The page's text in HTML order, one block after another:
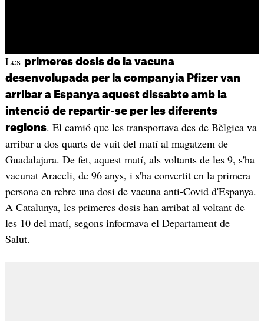
Les primeres dosis de la vacuna
desenvolupada per la companyia Pfizer van
arribar a Espanya aquest dissabte amb la
intenció de repartir-se per les diferents
regions. El camió que les transportava des de Bèlgica va
arribar a dos quarts de vuit del matí al magatzem de
Guadalajara. De fet, aquest matí, als voltants de les 9, s'ha
vacunat Araceli, de 96 anys, i s'ha convertit en la primera
persona en rebre una dosi de vacuna anti-Covid d'Espanya.
A Catalunya, les primeres dosis han arribat al voltant de
les 10 del matí, segons informava el Departament de
Salut.